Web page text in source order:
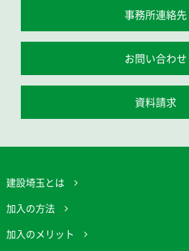
事務所連絡先
お問い合わせ
資料請求
建設埼玉とは
加入の方法
加入のメリット